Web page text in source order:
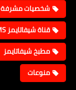
شخصيات مشرفة
قناة شيفاتايمز TV / SHEFATAIMS
مطبخ شيفاتايمز
منوعات